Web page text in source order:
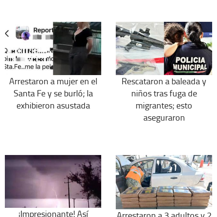
Arrestaron a mujer en el
Santa Fe y se burló; la
exhibieron asustada
Rescataron a baleada y
niños tras fuga de
migrantes; esto
aseguraron
¡Impresionante! Así